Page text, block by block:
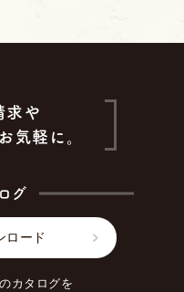
求や
気軽に。
グ
ロード
カタログを